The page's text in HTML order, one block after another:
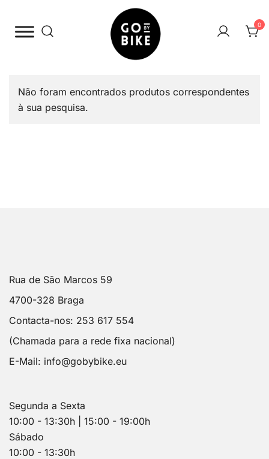
para
0
Não foram encontrados produtos correspondentes
à sua pesquisa.
Rua de São Marcos 59
4700-328 Braga
Contacta-nos: 253 617 554
(Chamada para a rede fixa nacional)
E-Mail: info@gobybike.eu
Segunda a Sexta
10:00 - 13:30h | 15:00 - 19:00h
Sábado
10:00 - 13:30h